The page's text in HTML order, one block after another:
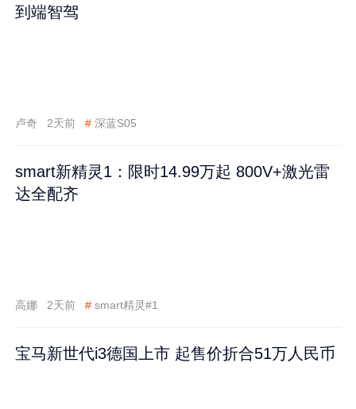
到端智驾
卢奇 2天前 # 深蓝S05
smart新精灵1：限时14.99万起 800V+激光雷
达全配齐
高娜 2天前 # smart精灵#1
宝马新世代i3德国上市 起售价折合51万人民币